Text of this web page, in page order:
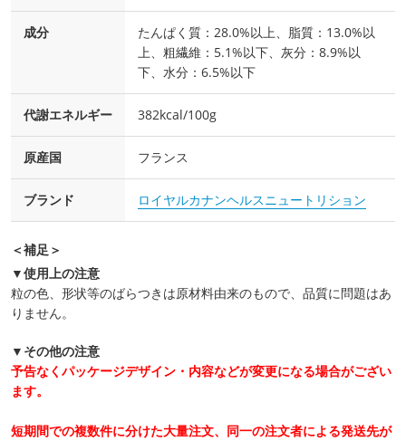
成分
たんぱく質：28.0%以上、脂質：13.0%以
上、粗繊維：5.1%以下、灰分：8.9%以
下、水分：6.5%以下
代謝エネルギー 382kcal/100g
原産国 フランス
ブランド ロイヤルカナンヘルスニュートリション
＜補足＞
▼使用上の注意
粒の色、形状等のばらつきは原材料由来のもので、品質に問題はあ
りません。
▼その他の注意
予告なくパッケージデザイン・内容などが変更になる場合がござい
ます。
短期間での複数件に分けた大量注文、同一の注文者による発送先が